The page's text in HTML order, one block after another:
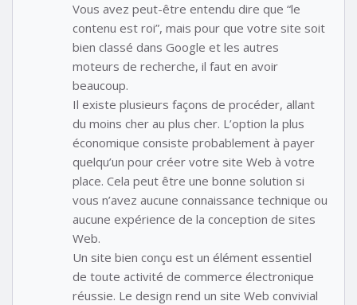
Vous avez peut-être entendu dire que “le
contenu est roi”, mais pour que votre site soit
bien classé dans Google et les autres
moteurs de recherche, il faut en avoir
beaucoup.
Il existe plusieurs façons de procéder, allant
du moins cher au plus cher. L’option la plus
économique consiste probablement à payer
quelqu’un pour créer votre site Web à votre
place. Cela peut être une bonne solution si
vous n’avez aucune connaissance technique ou
aucune expérience de la conception de sites
Web.
Un site bien conçu est un élément essentiel
de toute activité de commerce électronique
réussie. Le design rend un site Web convivial